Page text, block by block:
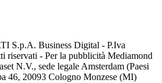
S.p.A. Business Digital - P.Iva
riservati - Per la pubblicità Mediamond
N.V., sede legale Amsterdam (Paesi
46, 20093 Cologno Monzese (MI)